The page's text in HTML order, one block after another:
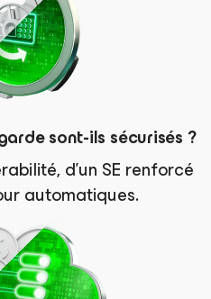
sont-ils sécurisés ?
d’un SE renforcé
automatiques.